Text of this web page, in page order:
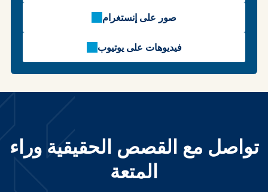
صور على إنستغرام
فيديوهات على يوتيوب
تواصل مع القصص الحقيقية وراء
المتعة